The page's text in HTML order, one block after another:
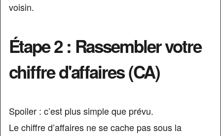
voisin.
Étape 2 : Rassembler votre
chiffre d'affaires (CA)
Spoiler : c’est plus simple que prévu.
Le chiffre d’affaires ne se cache pas sous la